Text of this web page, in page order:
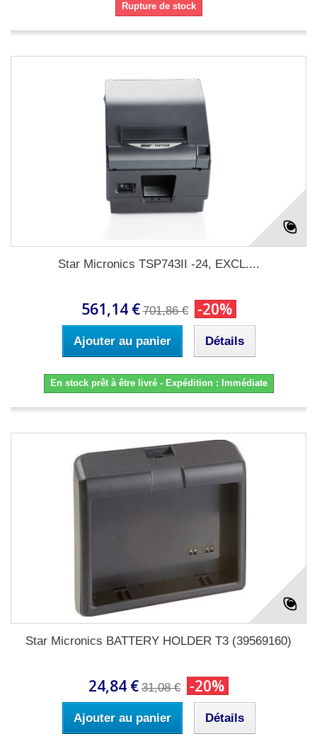
Rupture de stock
Star Micronics TSP743II -24, EXCL....
561,14 € 701,86 € -20%
Ajouter au panier Détails
En stock prêt à être livré - Expédition : Immédiate
Star Micronics BATTERY HOLDER T3 (39569160)
24,84 € 31,08 € -20%
Ajouter au panier Détails